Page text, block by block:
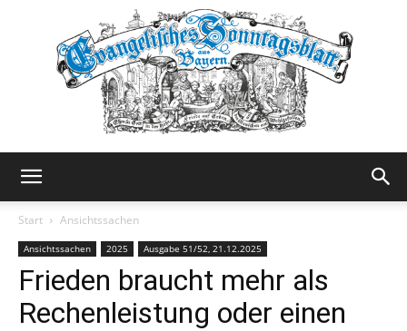
Sonntagsblatt
Start Ansichtssachen
Ansichtssachen 2025 Ausgabe 51/52, 21.12.2025
Frieden braucht mehr als
Rechenleistung oder einen